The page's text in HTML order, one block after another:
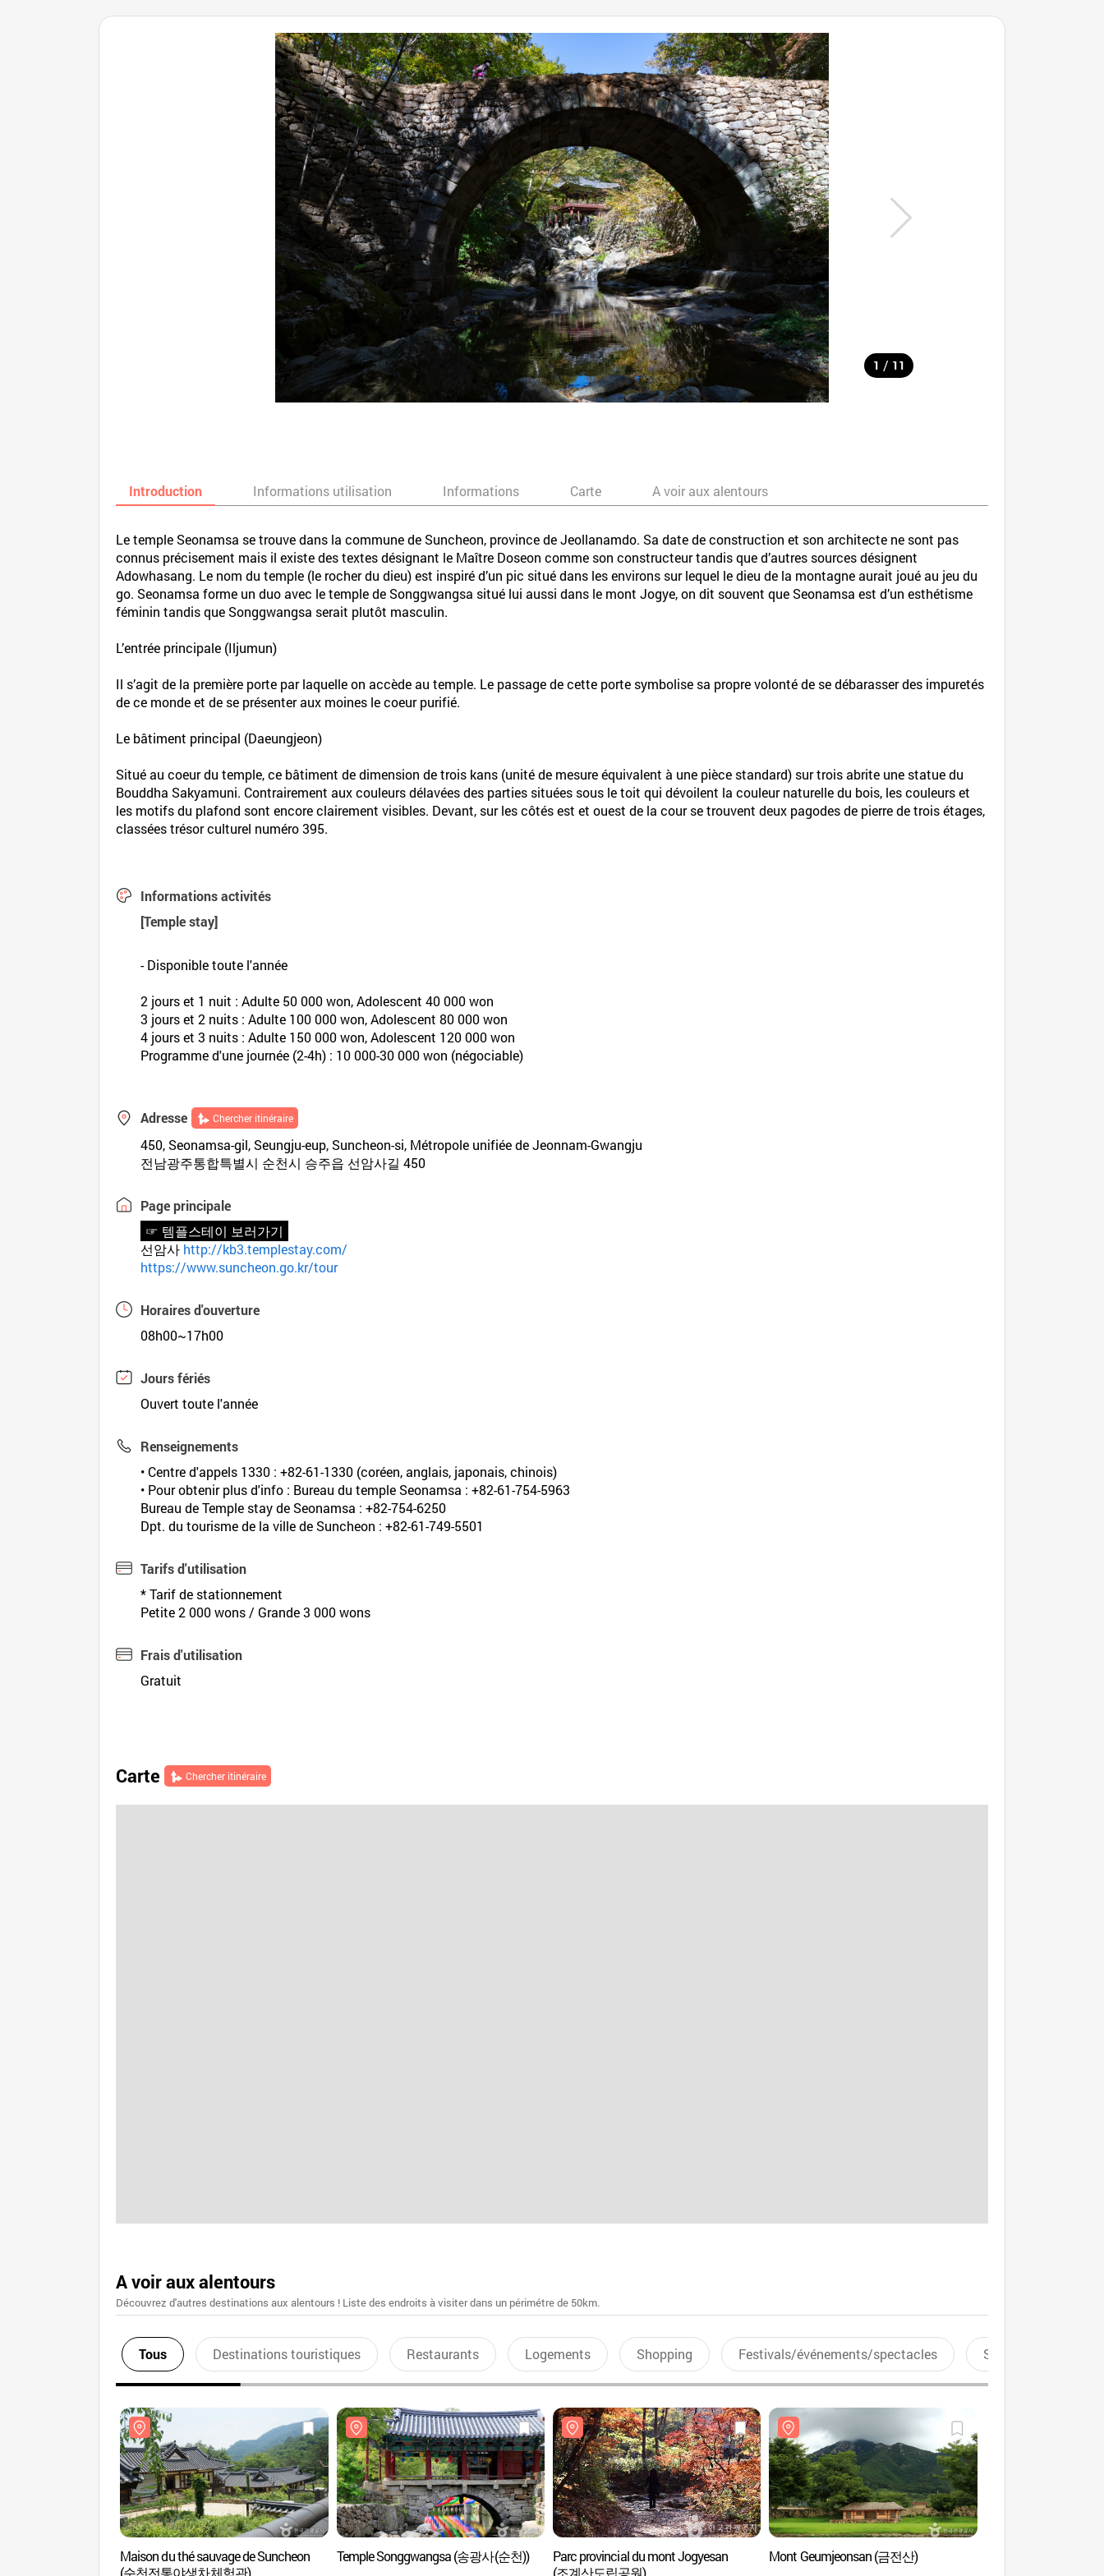
1 / 11
Introduction Informations utilisation Informations Carte A voir aux alentours
Le temple Seonamsa se trouve dans la commune de Suncheon, province de Jeollanamdo. Sa date de construction et son architecte ne sont pas
connus précisement mais il existe des textes désignant le Maître Doseon comme son constructeur tandis que d’autres sources désignent
Adowhasang. Le nom du temple (le rocher du dieu) est inspiré d’un pic situé dans les environs sur lequel le dieu de la montagne aurait joué au jeu du
go. Seonamsa forme un duo avec le temple de Songgwangsa situé lui aussi dans le mont Jogye, on dit souvent que Seonamsa est d’un esthétisme
féminin tandis que Songgwangsa serait plutôt masculin.
L’entrée principale (Iljumun)
Il s’agit de la première porte par laquelle on accède au temple. Le passage de cette porte symbolise sa propre volonté de se débarasser des impuretés
de ce monde et de se présenter aux moines le coeur purifié.
Le bâtiment principal (Daeungjeon)
Situé au coeur du temple, ce bâtiment de dimension de trois kans (unité de mesure équivalent à une pièce standard) sur trois abrite une statue du
Bouddha Sakyamuni. Contrairement aux couleurs délavées des parties situées sous le toit qui dévoilent la couleur naturelle du bois, les couleurs et
les motifs du plafond sont encore clairement visibles. Devant, sur les côtés est et ouest de la cour se trouvent deux pagodes de pierre de trois étages,
classées trésor culturel numéro 395.
Informations activités
[Temple stay]
- Disponible toute l'année
2 jours et 1 nuit : Adulte 50 000 won, Adolescent 40 000 won
3 jours et 2 nuits : Adulte 100 000 won, Adolescent 80 000 won
4 jours et 3 nuits : Adulte 150 000 won, Adolescent 120 000 won
Programme d'une journée (2-4h) : 10 000-30 000 won (négociable)
Adresse Chercher itinéraire
450, Seonamsa-gil, Seungju-eup, Suncheon-si, Métropole unifiée de Jeonnam-Gwangju
전남광주통합특별시 순천시 승주읍 선암사길 450
Page principale
☞ 템플스테이 보러가기
선암사 http://kb3.templestay.com/
https://www.suncheon.go.kr/tour
Horaires d'ouverture
08h00~17h00
Jours fériés
Ouvert toute l'année
Renseignements
• Centre d'appels 1330 : +82-61-1330 (coréen, anglais, japonais, chinois)
• Pour obtenir plus d'info : Bureau du temple Seonamsa : +82-61-754-5963
Bureau de Temple stay de Seonamsa : +82-754-6250
Dpt. du tourisme de la ville de Suncheon : +82-61-749-5501
Tarifs d'utilisation
* Tarif de stationnement
Petite 2 000 wons / Grande 3 000 wons
Frais d'utilisation
Gratuit
Carte Chercher itinéraire
A voir aux alentours
Découvrez d'autres destinations aux alentours ! Liste des endroits à visiter dans un périmétre de 50km.
Tous Destinations touristiques Restaurants Logements Shopping Festivals/événements/spectacles Sports aquatiques
Maison du thé sauvage de Suncheon
(순천전통야생차체험관)
Temple Songgwangsa (송광사(순천))
Parc provincial du mont Jogyesan
(조계산도립공원)
Mont Geumjeonsan (금전산)